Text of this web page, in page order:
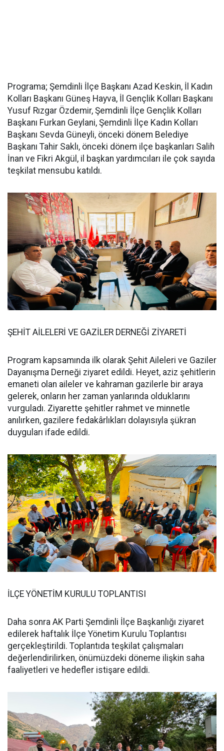
Programa; Şemdinli İlçe Başkanı Azad Keskin, İl Kadın
Kolları Başkanı Güneş Hayva, İl Gençlik Kolları Başkanı
Yusuf Rızgar Özdemir, Şemdinli İlçe Gençlik Kolları
Başkanı Furkan Geylani, Şemdinli İlçe Kadın Kolları
Başkanı Sevda Güneyli, önceki dönem Belediye
Başkanı Tahir Saklı, önceki dönem ilçe başkanları Salih
İnan ve Fikri Akgül, il başkan yardımcıları ile çok sayıda
teşkilat mensubu katıldı.
ŞEHİT AİLELERİ VE GAZİLER DERNEĞİ ZİYARETİ
Program kapsamında ilk olarak Şehit Aileleri ve Gaziler
Dayanışma Derneği ziyaret edildi. Heyet, aziz şehitlerin
emaneti olan aileler ve kahraman gazilerle bir araya
gelerek, onların her zaman yanlarında olduklarını
vurguladı. Ziyarette şehitler rahmet ve minnetle
anılırken, gazilere fedakârlıkları dolayısıyla şükran
duyguları ifade edildi.
İLÇE YÖNETİM KURULU TOPLANTISI
Daha sonra AK Parti Şemdinli İlçe Başkanlığı ziyaret
edilerek haftalık İlçe Yönetim Kurulu Toplantısı
gerçekleştirildi. Toplantıda teşkilat çalışmaları
değerlendirilirken, önümüzdeki döneme ilişkin saha
faaliyetleri ve hedefler istişare edildi.